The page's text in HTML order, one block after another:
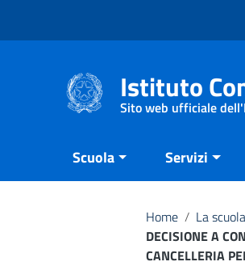
Istituto
Sito web ufficiale
Scuola Servizi
Home / La scuola
DECISIONE A
CANCELLERIA